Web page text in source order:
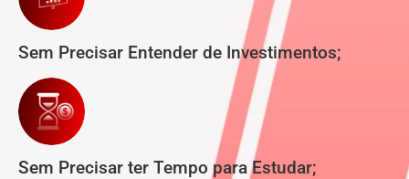
Sem Precisar Entender de Investimentos;
Sem Precisar ter Tempo para Estudar;